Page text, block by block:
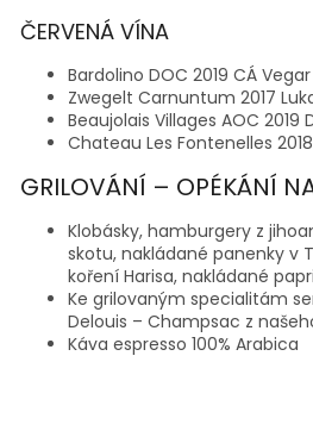
ČERVENÁ VÍNA
Bardolino DOC 2019 CÁ Vegar
Zwegelt Carnuntum 2017
Beaujolais Villages AOC 2019
Chateau Les Fontenelles
GRILOVÁNÍ – OPÉKÁNÍ
Klobásky, hamburgery z
skotu, nakládané panenky v
koření Harisa, nakládané
Ke grilovaným specialitám
Delouis – Champsac z
Káva espresso 100% Arabica